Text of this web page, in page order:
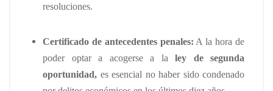
resoluciones.
Certificado de antecedentes penales: A la hora de
poder optar a acogerse a la ley de segunda
oportunidad, es esencial no haber sido condenado